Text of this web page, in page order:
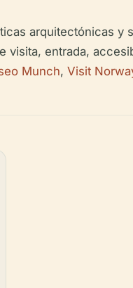
arquitectónicas
entrada,
Munch, Visit